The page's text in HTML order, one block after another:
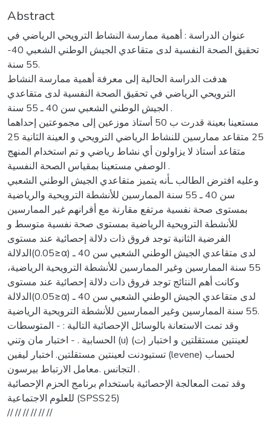
Abstract
عنوان الدراسة : أهمية ممارسة النشاط الترويحي الرياضي في
تحقيق الصحة النفسية لدى متقاعدي الجيش الوطني الشعبي 40-
55 سنة.
هدفت الدراسة الحالية إلى معرفة أهمية ممارسة النشاط
الترويحي الرياضي في تحقيق الصحة النفسية لدى متقاعدي
الجيش الوطني الشعبي سن 40 ـ 55 سنة .
مستعينا بعينة قدرت ب 50 أستاذ موزعين إلى مجموعتين إحداهما
25 متقاعد ممارسين للنشاط الرياضي الترويحي و العينة الثانية 25
متقاعد أستاذ لا يزاولون أي نشاط رياضي و تم استخدام المنهج
الوصفي مستعينا بمقياس الصحة النفسية .
وعليه افترض الطالب ـأنه يتميز متقاعدي الجيش الوطني الشعبي
سن 40 ـ 55 سنة الممارسين للأنشطة الترويحية والرياضية
بمستوى صحة نفسية مرتفع مقارنة مع أقرانهم غير الممارسين
للأنشطة الترويحية الرياضية بمستوى صحة نفسية متوسط و
الفرضية الثانية توجد فروق ذات دلالة إحصائية عند مستوى
الدلالة(0.05≥α) لدى متقاعدي الجيش الوطني الشعبي سن 40 ـ
55 سنة الممارسين وغير الممارسين للأنشطة الترويحية الرياضية،
وكانت أهم النتائج توجد فروق ذات دلالة إحصائية عند مستوى
الدلالة(0.05≥α) لدى متقاعدي الجيش الوطني الشعبي سن 40 ـ
55 سنة الممارسين وغير الممارسين للأنشطة الترويحية الرياضية.
وقد تمت الاستعانة بالوسائل الإحصائية التالية : - المتوسطات
الحسابية . - اختبار مان وتني (u) لعينتين مستقلتين و اختبار (ت)
تستيودنت لعينتين مستقلتين. اختبار ليفين (levene) لحساب
التجانس .معامل الارتباط بيرسون .
وقد تمت المعالجة الإحصائية باستخدام برنامج الحزم الإحصائية
للعلوم الاجتماعية (SPSS25)
// // // // // //